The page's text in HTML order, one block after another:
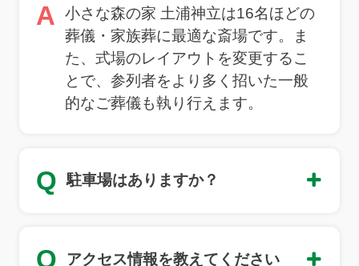
A
小さな森の家 土浦神立は16名ほどの
葬儀・家族葬に最適な斎場です。ま
た、式場のレイアウトを変更するこ
とで、参列者をより多く招いた一般
的なご葬儀も執り行えます。
Q 駐車場はありますか？
Q アクセス情報を教えてください